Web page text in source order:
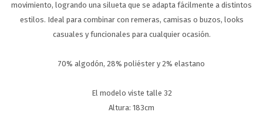
movimiento, logrando una silueta que se adapta fácilmente a distintos
estilos. Ideal para combinar con remeras, camisas o buzos, looks
casuales y funcionales para cualquier ocasión.
70% algodón, 28% poliéster y 2% elastano
El modelo viste talle 32
Altura: 183cm